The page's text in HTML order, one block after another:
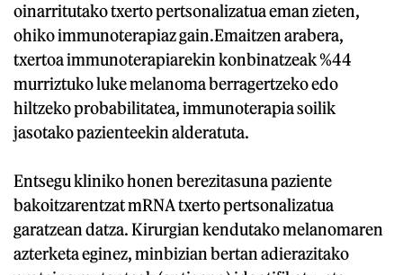
oinarritutako txerto pertsonalizatua eman zieten,
ohiko immunoterapiaz gain.Emaitzen arabera,
txertoa immunoterapiarekin konbinatzeak %44
murriztuko luke melanoma berragertzeko edo
hiltzeko probabilitatea, immunoterapia soilik
jasotako pazienteekin alderatuta.
Entsegu kliniko honen berezitasuna paziente
bakoitzarentzat mRNA txerto pertsonalizatua
garatzean datza. Kirurgian kendutako melanomaren
azterketa eginez, minbizian bertan adierazitako